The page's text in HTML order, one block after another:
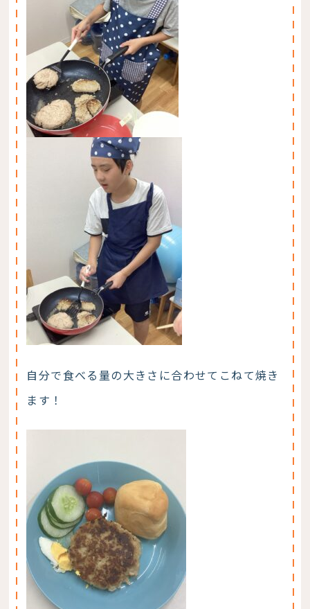
自分で食べる量の大きさに合わせてこねて焼き
ます！